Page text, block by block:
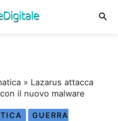
» Lazarus attacca
il nuovo malware
GUERRA